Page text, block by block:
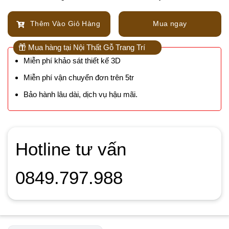
Thêm Vào Giỏ Hàng Mua ngay
Mua hàng tại Nội Thất Gỗ Trang Trí
Miễn phí khảo sát thiết kế 3D
Miễn phí vận chuyển đơn trên 5tr
Bảo hành lâu dài, dịch vụ hậu mãi.
Hotline tư vấn
0849.797.988